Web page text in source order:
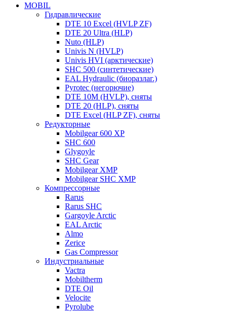
MOBIL
Гидравлические
DTE 10 Excel (HVLP ZF)
DTE 20 Ultra (HLP)
Nuto (HLP)
Univis N (HVLP)
Univis HVI (арктические)
SHC 500 (синтетические)
EAL Hydraulic (биоразлаг.)
Pyrotec (негорючие)
DTE 10M (HVLP), сняты
DTE 20 (HLP), сняты
DTE Excel (HLP ZF), сняты
Редукторные
Mobilgear 600 XP
SHC 600
Glygoyle
SHC Gear
Mobilgear XMP
Mobilgear SHC XMP
Компрессорные
Rarus
Rarus SHC
Gargoyle Arctic
EAL Arctic
Almo
Zerice
Gas Compressor
Индустриальные
Vactra
Mobiltherm
DTE Oil
Velocite
Pyrolube